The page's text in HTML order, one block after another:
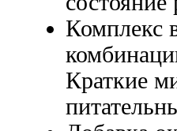
Комплекс
Краткие